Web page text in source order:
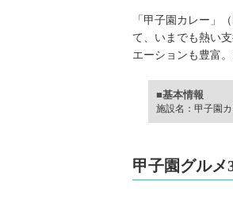
「甲子園カレー」
て、いまでも熱い
エーションも豊富
■基本情報
施設名：甲子園
甲子園グル